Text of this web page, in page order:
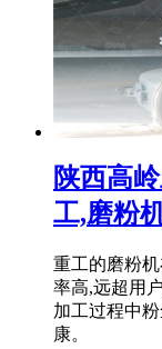
陕西高
工,磨粉
重工的磨粉
率高,远超用
加工过程中
康。